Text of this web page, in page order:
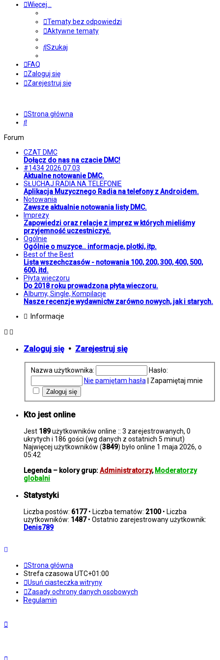
Więcej…
Tematy bez odpowiedzi
Aktywne tematy
Szukaj
FAQ
Zaloguj się
Zarejestruj się
Strona główna
Szukaj
Forum
CZAT DMC
Dołącz do nas na czacie DMC!
#1434 2026.07.03
Aktualne notowanie DMC.
SŁUCHAJ RADIA NA TELEFONIE
Aplikacja Muzycznego Radia na telefony z Androidem.
Notowania
Zawsze aktualnie notowania listy DMC.
Imprezy
Zapowiedzi oraz relacje z imprez w których mieliśmy
przyjemność uczestniczyć.
Ogólnie
Ogólnie o muzyce.. informacje, plotki, itp.
Best of the Best
Lista wszechczasów - notowania 100, 200, 300, 400, 500,
600, itd.
Płyta wieczoru
Do 2018 roku prowadzona płyta wieczoru.
Albumy, Single, Kompilacje
Nasze recenzje wydawnictw zarówno nowych, jak i starych.
Informacje
Zaloguj się • Zarejestruj się
Nazwa użytkownika:
Hasło:
Nie pamiętam hasła
Zapamiętaj mnie
Kto jest online
Jest 189użytkowników online :: 3 zarejestrowanych, 0
ukrytych i 186 gości (wg danych z ostatnich 5 minut)
Najwięcej użytkowników (3849) było online 1 maja 2026, o
05:42
Legenda – kolory grup:Administratorzy, Moderatorzy
globalni
Statystyki
Liczba postów: 6177• Liczba tematów: 2100• Liczba
użytkowników: 1487• Ostatnio zarejestrowany użytkownik:
Denis789
Strona główna
Strefa czasowa UTC+01:00
Usuń ciasteczka witryny
Zasady ochrony danych osobowych
Regulamin